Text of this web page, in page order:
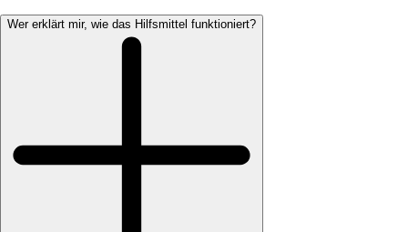
Wer erklärt mir, wie das Hilfsmittel funktioniert?